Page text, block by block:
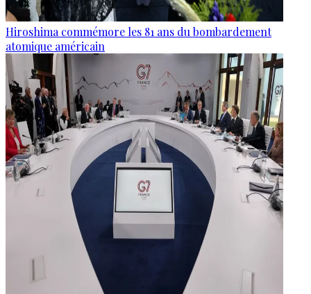
Hiroshima commémore les 81 ans du bombardement
atomique américain